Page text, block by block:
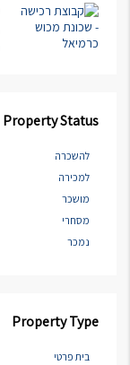
Property Status
להשכרה
למכירה
מושכר
מסחרי
נמכר
Property Type
בית פרטי